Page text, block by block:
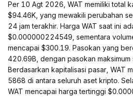
Per 10 Agt 2026, WAT memiliki total
$94.46K, yang mewakili perubahan
24 jam terakhir. Harga WAT saat ini
$0.000000224549, sementara
mencapai $300.19. Pasokan yang
420.69B, dengan pasokan
Berdasarkan kapitalisasi pasar, WAT
5868 di antara seluruh aset kripto.
WAT mencapai harga tertinggi